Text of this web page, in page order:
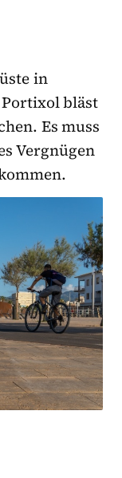
in
bläst
Es muss
Vergnügen